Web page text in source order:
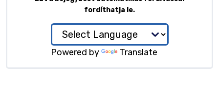
fordíthatja le.
Powered by Translate